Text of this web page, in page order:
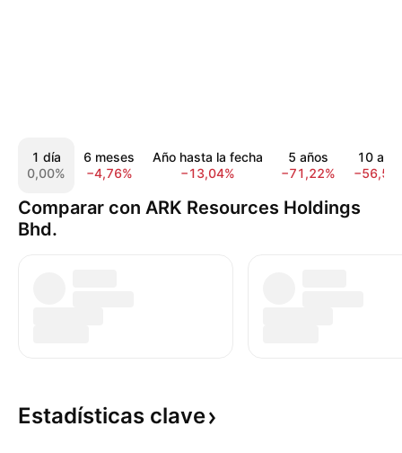
1 día
0,00%
6 meses
−4,76%
Año hasta la fecha
−13,04%
5 años
−71,22%
10
Comparar con ARK Resources Holdings
Bhd.
Estadísticas clave